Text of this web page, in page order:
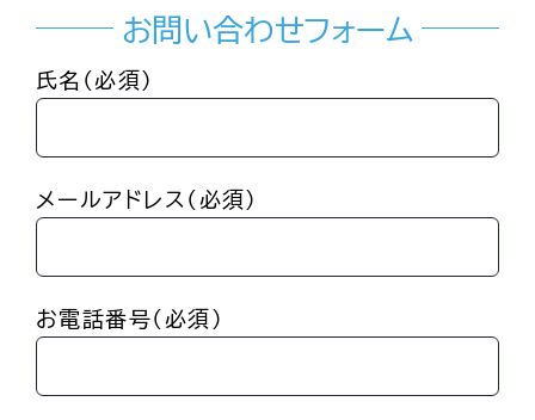
お問い合わせフォーム
氏名(必須)
メールアドレス(必須)
お電話番号(必須)